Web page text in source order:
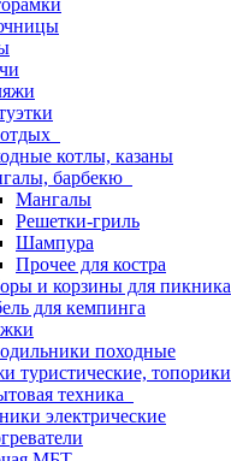
котлы, казаны
барбекю
Мангалы
Решетки-гриль
Шампура
Прочее для костра
и корзины для пикника
для кемпинга
походные
туристические, топорики
техника
электрические